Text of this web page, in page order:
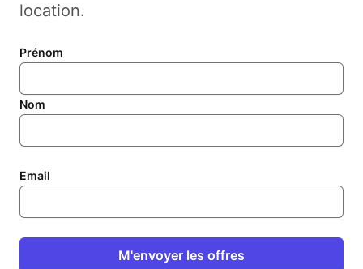
location.
Prénom
Nom
Email
M'envoyer les offres